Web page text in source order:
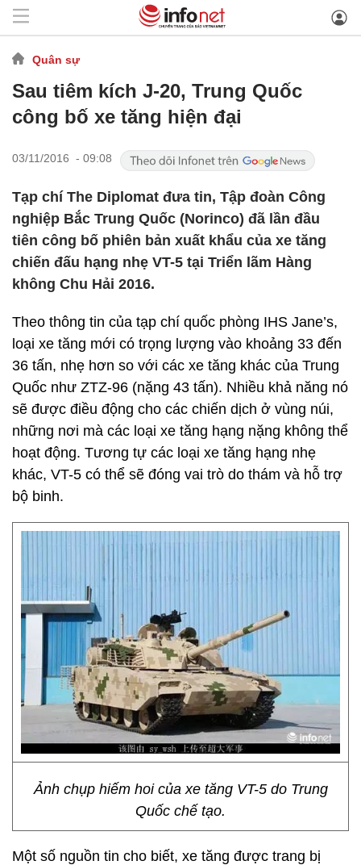
Quân sự
Sau tiêm kích J-20, Trung Quốc
công bố xe tăng hiện đại
03/11/2016 - 09:08
Tạp chí The Diplomat đưa tin, Tập đoàn Công
nghiệp Bắc Trung Quốc (Norinco) đã lần đầu
tiên công bố phiên bản xuất khẩu của xe tăng
chiến đấu hạng nhẹ VT-5 tại Triển lãm Hàng
không Chu Hải 2016.
Theo thông tin của tạp chí quốc phòng IHS Jane’s,
loại xe tăng mới có trọng lượng vào khoảng 33 đến
36 tấn, nhẹ hơn so với các xe tăng khác của Trung
Quốc như ZTZ-96 (nặng 43 tấn). Nhiều khả năng nó
sẽ được điều động cho các chiến dịch ở vùng núi,
những nơi mà các loại xe tăng hạng nặng không thể
hoạt động. Tương tự các loại xe tăng hạng nhẹ
khác, VT-5 có thể sẽ đóng vai trò do thám và hỗ trợ
bộ binh.
Ảnh chụp hiếm hoi của xe tăng VT-5 do Trung
Quốc chế tạo.
Một số nguồn tin cho biết, xe tăng được trang bị